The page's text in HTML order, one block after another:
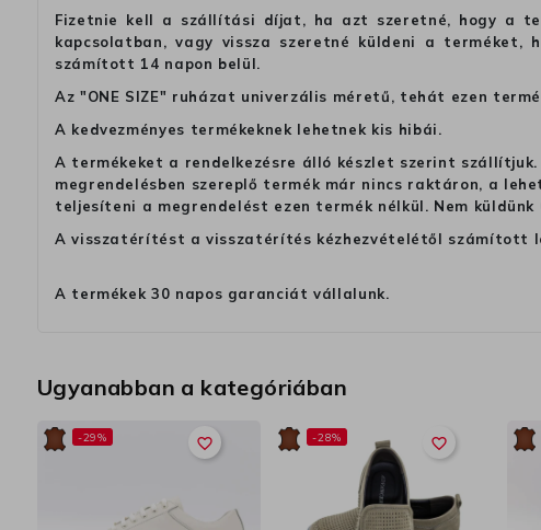
Fizetnie kell a szállítási díjat, ha azt szeretné, hogy a
kapcsolatban, vagy vissza szeretné küldeni a
számított 14 napon belül.
Az "ONE SIZE" ruházat univerzális méretű, tehát ezen
A kedvezményes termékeknek lehetnek kis hibái.
A termékeket a rendelkezésre álló készlet szerint
megrendelésben szereplő termék már nincs raktáron, a
teljesíteni a megrendelést ezen termék nélkül. Nem
A visszatérítést a visszatérítés kézhezvételétől számított
A termékek 30 napos garanciát vállalunk.
Ugyanabban a kategóriában
favorite_border
-29% favorite_border
-28%